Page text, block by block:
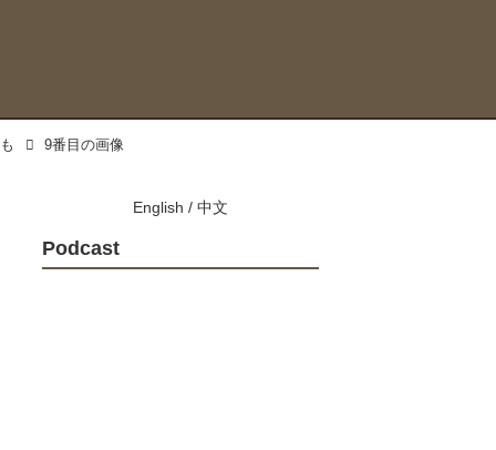
9番目の画像
English / 中文
Podcast